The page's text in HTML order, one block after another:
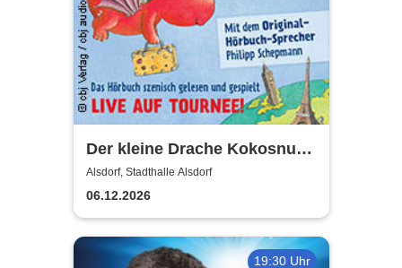
Der kleine Drache Kokosnuss
- reist um die Welt
Alsdorf, Stadthalle Alsdorf
06.12.2026
19:30 Uhr